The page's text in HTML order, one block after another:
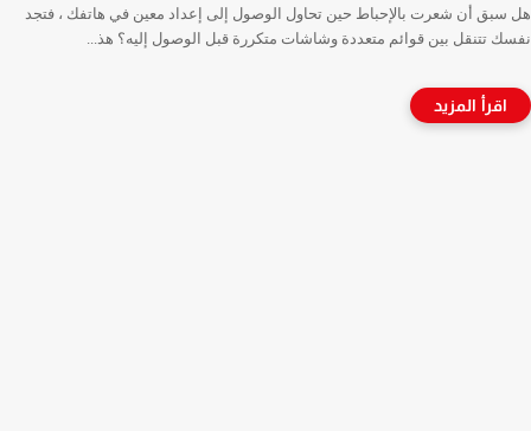
هل سبق أن شعرت بالإحباط حين تحاول الوصول إلى إعداد معين في هاتفك ، فتجد
نفسك تتنقل بين قوائم متعددة وشاشات متكررة قبل الوصول إليه؟ هذ...